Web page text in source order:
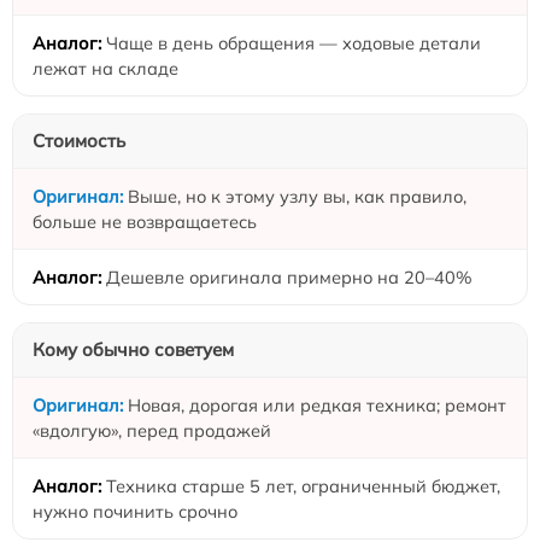
Чаще в день обращения — ходовые детали
лежат на складе
Стоимость
Выше, но к этому узлу вы, как правило,
больше не возвращаетесь
Дешевле оригинала примерно на 20–40%
Кому обычно советуем
Новая, дорогая или редкая техника; ремонт
«вдолгую», перед продажей
Техника старше 5 лет, ограниченный бюджет,
нужно починить срочно